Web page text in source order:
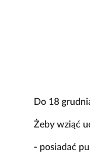
Do 18
Żeby wziąć
- posiadać